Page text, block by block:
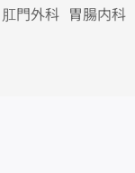
肛門外科 胃腸内科